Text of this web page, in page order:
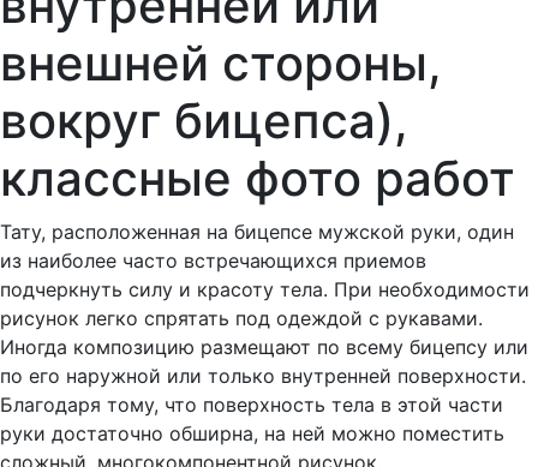
внешней стороны,
вокруг бицепса),
классные фото работ
Тату, расположенная на бицепсе мужской руки, один
из наиболее часто встречающихся приемов
подчеркнуть силу и красоту тела. При необходимости
рисунок легко спрятать под одеждой с рукавами.
Иногда композицию размещают по всему бицепсу или
по его наружной или только внутренней поверхности.
Благодаря тому, что поверхность тела в этой части
руки достаточно обширна, на ней можно поместить
сложный, многокомпонентной рисунок.